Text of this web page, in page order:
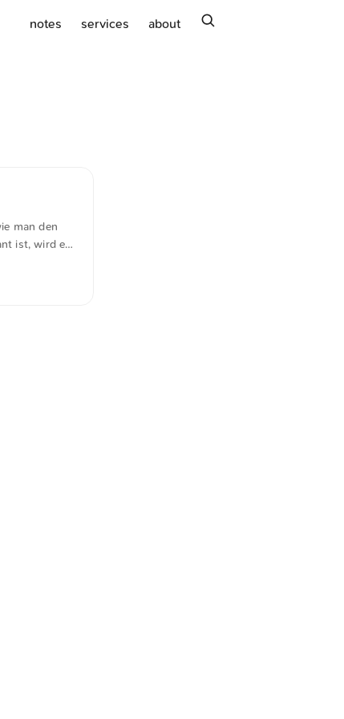
notes services about
man den
ist, wird es